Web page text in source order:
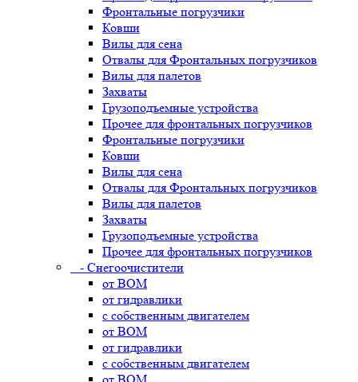
Фронтальные погрузчики
Ковши
Вилы для сена
Отвалы для Фронтальных погрузчиков
Вилы для палетов
Захваты
Грузоподъемные устройства
Прочее для фронтальных погрузчиков
Фронтальные погрузчики
Ковши
Вилы для сена
Отвалы для Фронтальных погрузчиков
Вилы для палетов
Захваты
Грузоподъемные устройства
Прочее для фронтальных погрузчиков
- Снегоочистители
от ВОМ
от гидравлики
с собственным двигателем
от ВОМ
от гидравлики
с собственным двигателем